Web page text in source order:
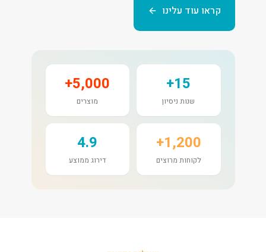
קראו עוד עלינו
15+
שנות ניסיון
5,000+
מוצרים
1,200+
לקוחות מרוצים
4.9
דירוג ממוצע